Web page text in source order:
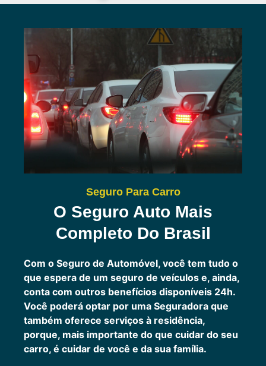
Seguro Para Carro
O Seguro Auto Mais
Completo Do Brasil
Com o Seguro de Automóvel, você tem tudo o
que espera de um seguro de veículos e, ainda,
conta com outros benefícios disponíveis 24h.
Você poderá optar por uma Seguradora que
também oferece serviços à residência,
porque, mais importante do que cuidar do seu
carro, é cuidar de você e da sua família.